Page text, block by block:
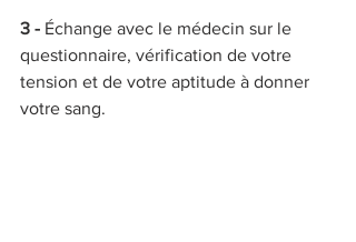
3 - Échange avec le médecin sur le
questionnaire, vérification de votre
tension et de votre aptitude à donner
votre sang.